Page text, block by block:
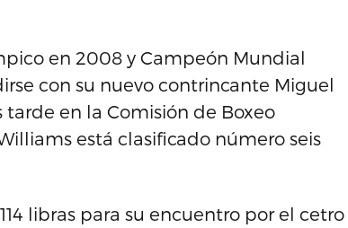
en 2008 y Campeón Mundial
con su nuevo contrincante Miguel
tarde en la Comisión de Boxeo
está clasificado número seis
libras para su encuentro por el cetro